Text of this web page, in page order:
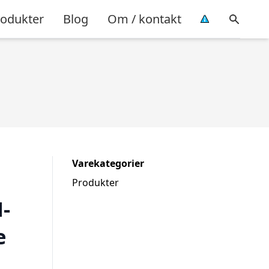
Blog Om / kontakt
Varekategorier
Produkter